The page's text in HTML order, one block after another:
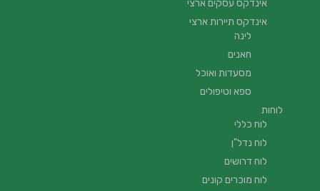
אינדקס עסקים ארצי
אינדקס תיירות ארצי
לינה
חאנים
מסעדות ואוכל
ספא וטיפולים
לוחות
לוח כללי
לוח נדל"ן
לוח דרושים
לוח מוכרים קונים